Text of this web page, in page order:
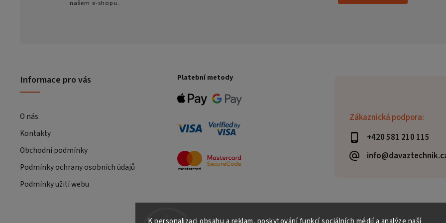
Zákaznická podpora:
+420 581 210 115
našem e-shopu.
Informace pro vás
O nás
Kontakty
Obchodní podmínky
Podmínky ochrany osobních údajů
Podmínky užití webu
Platební metody